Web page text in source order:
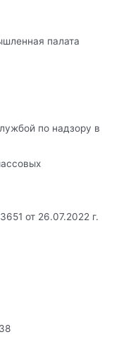
палата
по надзору в
от 26.07.2022 г.